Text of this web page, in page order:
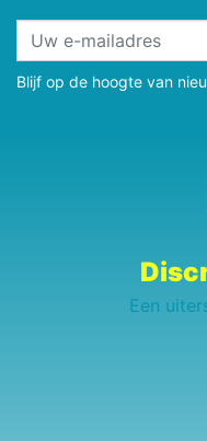
Blijf op de hoogte van
Een